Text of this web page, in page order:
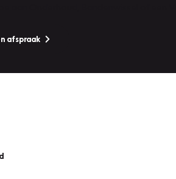
afspraak